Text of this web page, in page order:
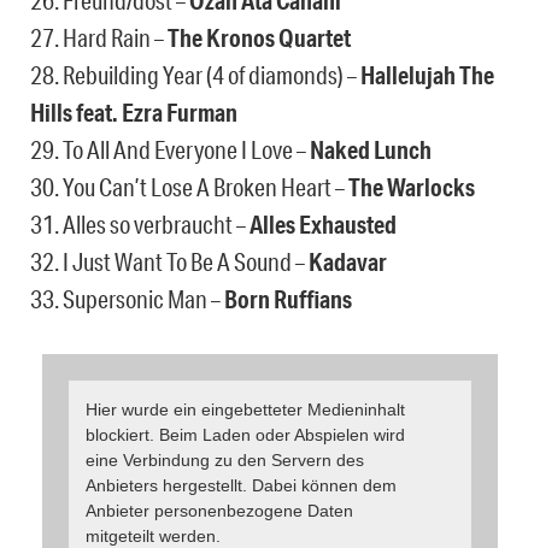
27. Hard Rain –The Kronos Quartet
28. Rebuilding Year (4 of diamonds) –Hallelujah The
Hills feat. Ezra Furman
29. To All And Everyone I Love –Naked Lunch
30. You Can’t Lose A Broken Heart –The Warlocks
31. Alles so verbraucht –Alles Exhausted
32. I Just Want To Be A Sound –Kadavar
33. Supersonic Man –Born Ruffians
Hier wurde ein eingebetteter Medieninhalt
blockiert. Beim Laden oder Abspielen wird
eine Verbindung zu den Servern des
Anbieters hergestellt. Dabei können dem
Anbieter personenbezogene Daten
mitgeteilt werden.